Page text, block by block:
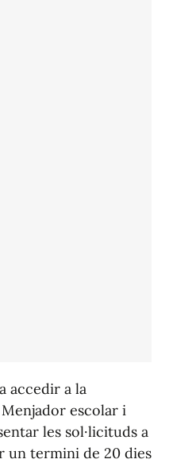
accedir a la
escolar i
les sol·licituds a
un termini de 20 dies